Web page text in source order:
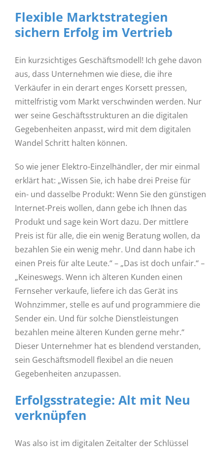
Flexible Marktstrategien
sichern Erfolg im Vertrieb
Ein kurzsichtiges Geschäftsmodell! Ich gehe davon
aus, dass Unternehmen wie diese, die ihre
Verkäufer in ein derart enges Korsett pressen,
mittelfristig vom Markt verschwinden werden. Nur
wer seine Geschäftsstrukturen an die digitalen
Gegebenheiten anpasst, wird mit dem digitalen
Wandel Schritt halten können.
So wie jener Elektro-Einzelhändler, der mir einmal
erklärt hat: „Wissen Sie, ich habe drei Preise für
ein- und dasselbe Produkt: Wenn Sie den günstigen
Internet-Preis wollen, dann gebe ich Ihnen das
Produkt und sage kein Wort dazu. Der mittlere
Preis ist für alle, die ein wenig Beratung wollen, da
bezahlen Sie ein wenig mehr. Und dann habe ich
einen Preis für alte Leute.“ – „Das ist doch unfair.“ –
„Keineswegs. Wenn ich älteren Kunden einen
Fernseher verkaufe, liefere ich das Gerät ins
Wohnzimmer, stelle es auf und programmiere die
Sender ein. Und für solche Dienstleistungen
bezahlen meine älteren Kunden gerne mehr.“
Dieser Unternehmer hat es blendend verstanden,
sein Geschäftsmodell flexibel an die neuen
Gegebenheiten anzupassen.
Erfolgsstrategie: Alt mit Neu
verknüpfen
Was also ist im digitalen Zeitalter der Schlüssel